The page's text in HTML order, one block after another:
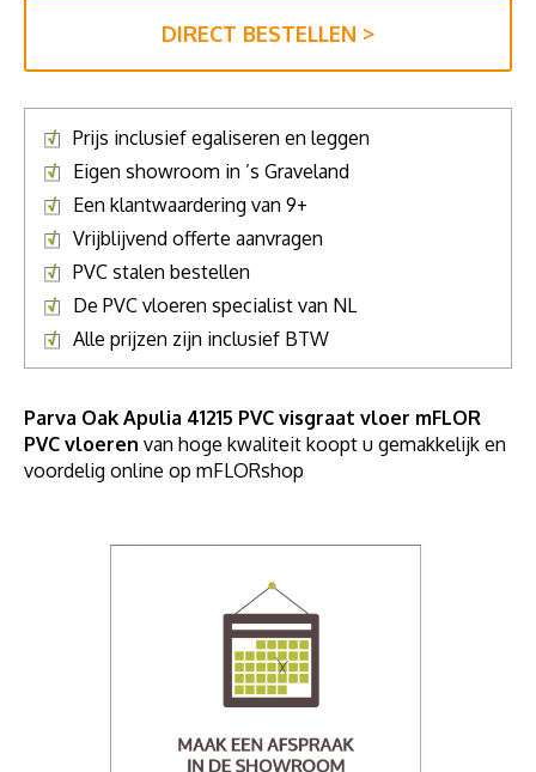
DIRECT BESTELLEN >
Prijs inclusief egaliseren en leggen
Eigen showroom in ’s Graveland
Een klantwaardering van 9+
Vrijblijvend offerte aanvragen
PVC stalen bestellen
De PVC vloeren specialist van NL
Alle prijzen zijn inclusief BTW
Parva Oak Apulia 41215 PVC visgraat vloer mFLOR
PVC vloeren van hoge kwaliteit koopt u gemakkelijk en
voordelig online op mFLORshop